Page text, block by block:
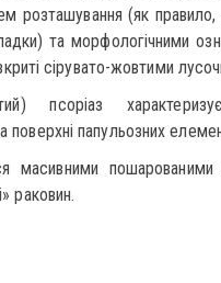
(як правило,
та морфологічними
сірувато-жовтими
псоріаз
папульозних
масивними пошарованими
раковин.